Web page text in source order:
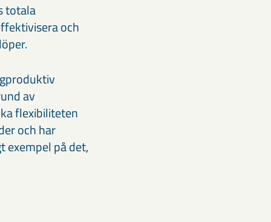
totala
och
av
flexibiliteten
och har
exempel på det,